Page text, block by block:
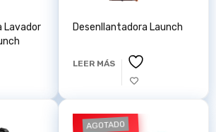
Lavador
Desenllantadora Launch
LEER MÁS
AGOTADO